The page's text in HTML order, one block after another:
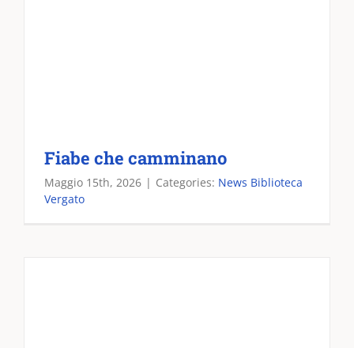
Fiabe che camminano
Maggio 15th, 2026 | Categories: News Biblioteca
Vergato